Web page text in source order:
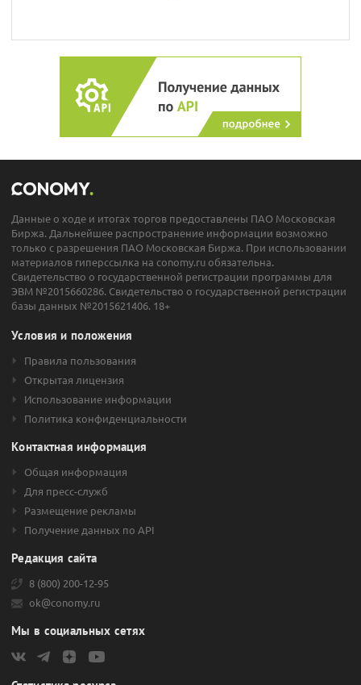
Данные о ходе и итогах торгов предоставлены ПАО Московская
Биржа. Дальнейшее распространение информации возможно
только с разрешения ПАО Московская Биржа. При использовании
материалов гиперссылка на conomy.ru обязательна.
Свидетельство о государственной регистрации программы для
ЭВМ №2015660286. Свидетельство о государственной регистрации
базы данных №2015621406. 18+
Условия и положения
Правила пользования
Открытая лицензия
Использование информации
Политика конфиденциальности
Контактная информация
Общая информация
Для пресс-служб
Размещение рекламы
Получение данных по API
Редакция сайта
8 (800) 200-12-95
ok@conomy.ru
Мы в социальных сетях